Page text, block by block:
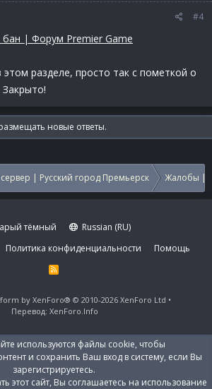
#4
бан | Форум Premier Game
разделе, просто так с пометкой о
новые ответы.
| Русский город Премьерск Жалобы |
тёмный
Russian (RU)
Политика конфиденциальности Помощь
R
S
by XenForo® © 2010-2026 XenForo Ltd
Перевод: XenForo.Info
используются файлы cookie, чтобы
и сохранить Ваш вход в систему, если Вы
зарегистрируетесь.
этот сайт, Вы соглашаетесь на использование